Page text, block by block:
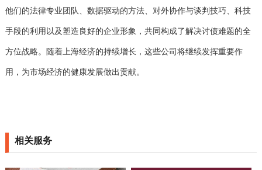
他们的法律专业团队、数据驱动的方法、对外协作与谈判技巧、科技
手段的利用以及塑造良好的企业形象，共同构成了解决讨债难题的全
方位战略。随着上海经济的持续增长，这些公司将继续发挥重要作
用，为市场经济的健康发展做出贡献。
相关服务